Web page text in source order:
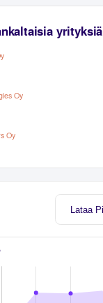
yrityksiä
Oy
Oy
Lataa